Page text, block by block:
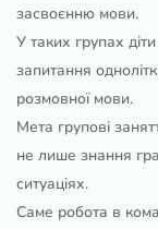
засвоєнню мови.
У таких групах
запитання
розмовної мови.
Мета групові
не лише знання
ситуаціях.
Саме робота в